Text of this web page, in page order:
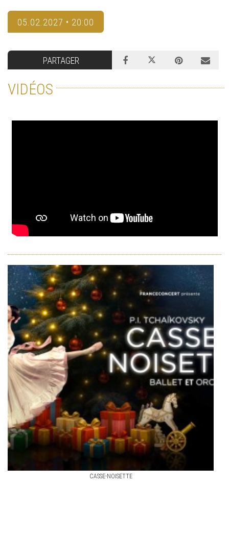
05.02.2027 • 20:00
PARTAGER
VIDÉOS
CASSE-NOISETTE